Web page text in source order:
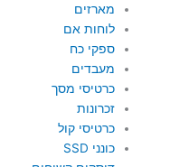
מארזים
לוחות אם
ספקי כח
מעבדים
כרטיסי מסך
זכרונות
כרטיסי קול
כונני SSD